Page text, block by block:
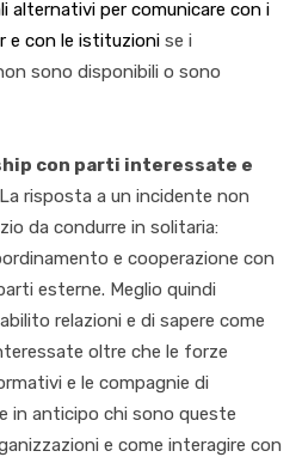
alternativi per comunicare con i
e con le istituzioni se i
sono disponibili o sono
con parti interessate e
risposta a un incidente non
da condurre in solitaria:
e cooperazione con
esterne. Meglio quindi
relazioni e di sapere come
oltre che le forze
e le compagnie di
in anticipo chi sono queste
e come interagire con